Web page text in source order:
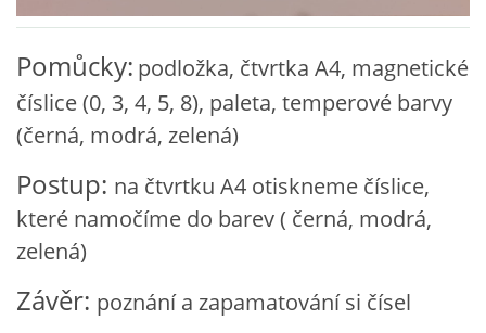
VZDĚLÁVACÍ BLOK ŘÍJEN
VZDĚLÁVACÍ BLOK LISTOPAD
VZDĚLÁVACÍ BLOK PROSINEC
Pomůcky: podložka, čtvrtka A4, magnetické
číslice (0, 3, 4, 5, 8), paleta, temperové barvy
(černá, modrá, zelená)
Postup: na čtvrtku A4 otiskneme číslice,
které namočíme do barev ( černá, modrá,
zelená)
Závěr: poznání a zapamatování si čísel